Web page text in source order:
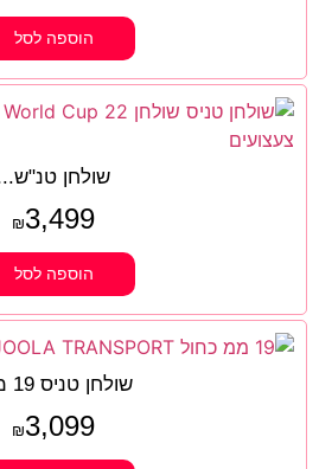
הוספה לסל
שולחן
₪3,499
הוספה לסל
שולחן טניס 19 מ...
₪3,099